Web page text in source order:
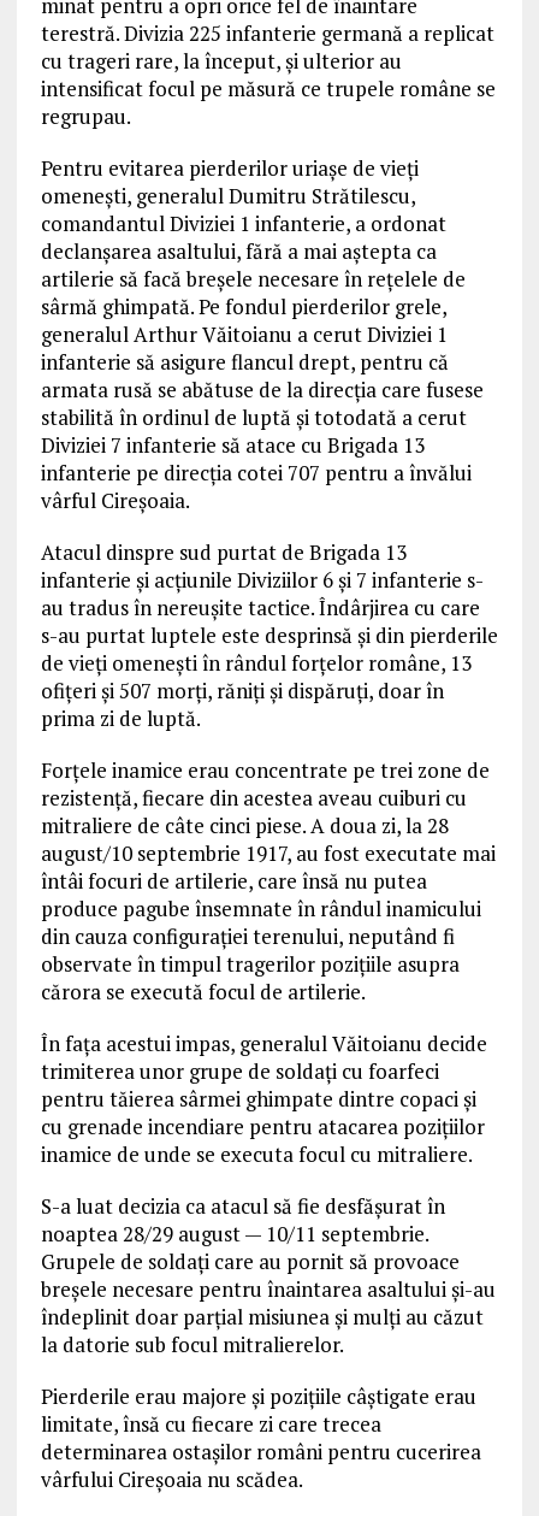
terestră. Divizia 225 infanterie germană a replicat
cu trageri rare, la început, și ulterior au
intensificat focul pe măsură ce trupele române se
regrupau.
Pentru evitarea pierderilor uriașe de vieți
omenești, generalul Dumitru Strătilescu,
comandantul Diviziei 1 infanterie, a ordonat
declanșarea asaltului, fără a mai aștepta ca
artilerie să facă breșele necesare în rețelele de
sârmă ghimpată. Pe fondul pierderilor grele,
generalul Arthur Văitoianu a cerut Diviziei 1
infanterie să asigure flancul drept, pentru că
armata rusă se abătuse de la direcția care fusese
stabilită în ordinul de luptă și totodată a cerut
Diviziei 7 infanterie să atace cu Brigada 13
infanterie pe direcția cotei 707 pentru a învălui
vârful Cireșoaia.
Atacul dinspre sud purtat de Brigada 13
infanterie și acțiunile Diviziilor 6 și 7 infanterie s-
au tradus în nereușite tactice. Îndârjirea cu care
s-au purtat luptele este desprinsă și din pierderile
de vieți omenești în rândul forțelor române, 13
ofițeri și 507 morți, răniți și dispăruți, doar în
prima zi de luptă.
Forțele inamice erau concentrate pe trei zone de
rezistență, fiecare din acestea aveau cuiburi cu
mitraliere de câte cinci piese. A doua zi, la 28
august/10 septembrie 1917, au fost executate mai
întâi focuri de artilerie, care însă nu putea
produce pagube însemnate în rândul inamicului
din cauza configurației terenului, neputând fi
observate în timpul tragerilor pozițiile asupra
cărora se execută focul de artilerie.
În fața acestui impas, generalul Văitoianu decide
trimiterea unor grupe de soldați cu foarfeci
pentru tăierea sârmei ghimpate dintre copaci și
cu grenade incendiare pentru atacarea pozițiilor
inamice de unde se executa focul cu mitraliere.
S-a luat decizia ca atacul să fie desfășurat în
noaptea 28/29 august — 10/11 septembrie.
Grupele de soldați care au pornit să provoace
breșele necesare pentru înaintarea asaltului și-au
îndeplinit doar parțial misiunea și mulți au căzut
la datorie sub focul mitralierelor.
Pierderile erau majore și pozițiile câștigate erau
limitate, însă cu fiecare zi care trecea
determinarea ostașilor români pentru cucerirea
vârfului Cireșoaia nu scădea.